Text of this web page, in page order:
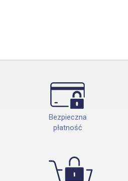
Bezpieczna
płatność